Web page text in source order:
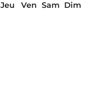
Jeu Ven Sam Dim